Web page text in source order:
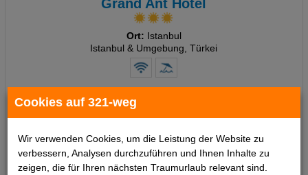
Cookies auf 321-weg
Wir verwenden Cookies, um die Leistung der Website zu
verbessern, Analysen durchzuführen und Ihnen Inhalte zu
zeigen, die für Ihren nächsten Traumurlaub relevant sind.
Grand Ant Hotel
Ort: Istanbul
Istanbul & Umgebung, Türkei
7 Tage , Doppelzimmer, Frühstück
ab 302 €
Termine